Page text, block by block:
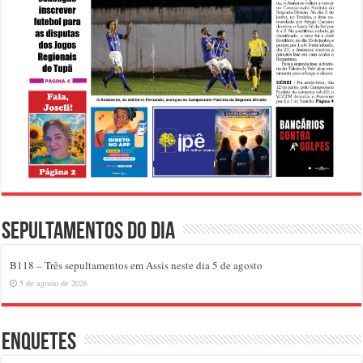
Sepultamentos do dia
B118 – Três sepultamentos em Assis neste dia 5 de agosto
5 de agosto de 2026
Enquetes